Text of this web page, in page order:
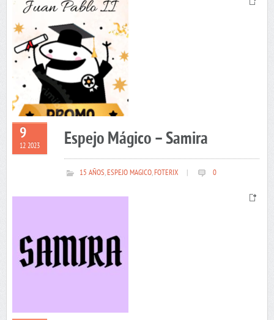
9
12 2023 Espejo Mágico – Samira
15 AÑOS,ESPEJO MAGICO,FOTERIX 0